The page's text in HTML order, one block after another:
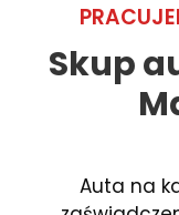
Skup
Auta na